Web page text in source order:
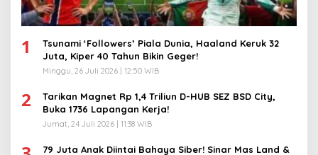
1
Tsunami ‘Followers’ Piala Dunia, Haaland Keruk 32
Juta, Kiper 40 Tahun Bikin Geger!
Minggu, 26 Juli 2026 | 12:50 WIB
2
Tarikan Magnet Rp 1,4 Triliun D-HUB SEZ BSD City,
Buka 1736 Lapangan Kerja!
Jumat, 24 Juli 2026 | 11:38 WIB
79 Juta Anak Diintai Bahaya Siber! Sinar Mas Land &